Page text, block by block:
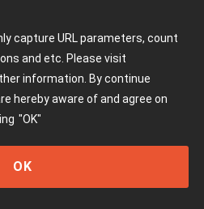
capture URL parameters, count
and etc. Please visit
information. By continue
hereby aware of and agree on
"OK"
OK